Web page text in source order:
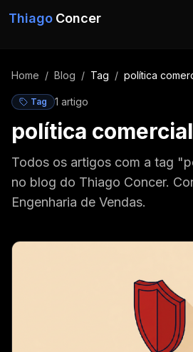
Thiago Concer
Home / Blog / Tag / política
Tag 1 artigo
política comercial
Todos os artigos com a tag
no blog do Thiago Concer.
Engenharia de Vendas.